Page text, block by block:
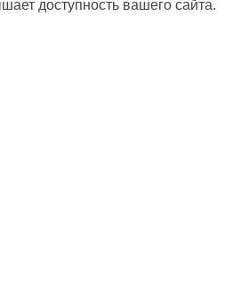
доступность вашего сайта.